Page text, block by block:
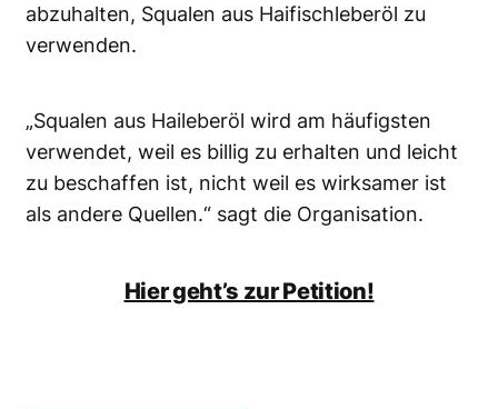
abzuhalten, Squalen aus Haifischleberöl zu
verwenden.
„Squalen aus Haileberöl wird am häufigsten
verwendet, weil es billig zu erhalten und leicht
zu beschaffen ist, nicht weil es wirksamer ist
als andere Quellen.“ sagt die Organisation.
Hier geht’s zur Petition!